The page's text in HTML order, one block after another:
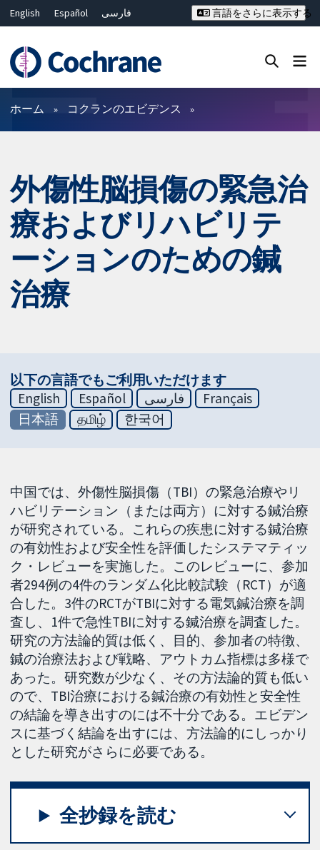
English Español
فارسی
Deutsch
Bahasa Malaysia
ไทย
繁體中文
简体中文
言語をさらに表示する
フィルター
ホーム コクランのエビデンス
外傷性脳損傷の緊急治
療およびリハビリテ
ーションのための鍼
治療
以下の言語でもご利用いただけます
English
Español فارسی
Français
日本語
தமிழ் 한국어
中国では、外傷性脳損傷（TBI）の緊急治療やリ
ハビリテーション（または両方）に対する鍼治療
が研究されている。これらの疾患に対する鍼治療
の有効性および安全性を評価したシステマティッ
ク・レビューを実施した。このレビューに、参加
者294例の4件のランダム化比較試験（RCT）が適
合した。3件のRCTがTBIに対する電気鍼治療を調
査し、1件で急性TBIに対する鍼治療を調査した。
研究の方法論的質は低く、目的、参加者の特徴、
鍼の治療法および戦略、アウトカム指標は多様で
あった。研究数が少なく、その方法論的質も低い
ので、TBI治療における鍼治療の有効性と安全性
の結論を導き出すのには不十分である。エビデン
スに基づく結論を出すには、方法論的にしっかり
とした研究がさらに必要である。
全抄録を読む